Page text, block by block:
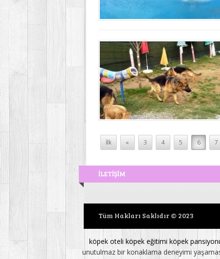
İlk « 3 4 5 6 7
İLETİŞİM
Tüm Hakları Saklıdır © 2023
köpek oteli köpek eğitimi köpek
unutulmaz bir konaklama deneyimi